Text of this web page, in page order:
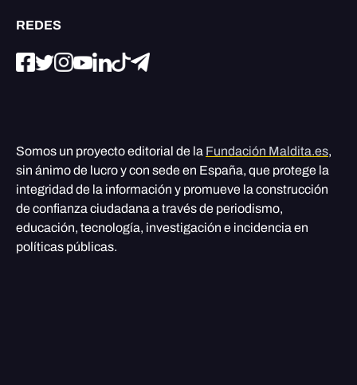
REDES
Somos un proyecto editorial de la Fundación Maldita.es,
sin ánimo de lucro y con sede en España, que protege la
integridad de la información y promueve la construcción
de confianza ciudadana a través de periodismo,
educación, tecnología, investigación e incidencia en
políticas públicas.